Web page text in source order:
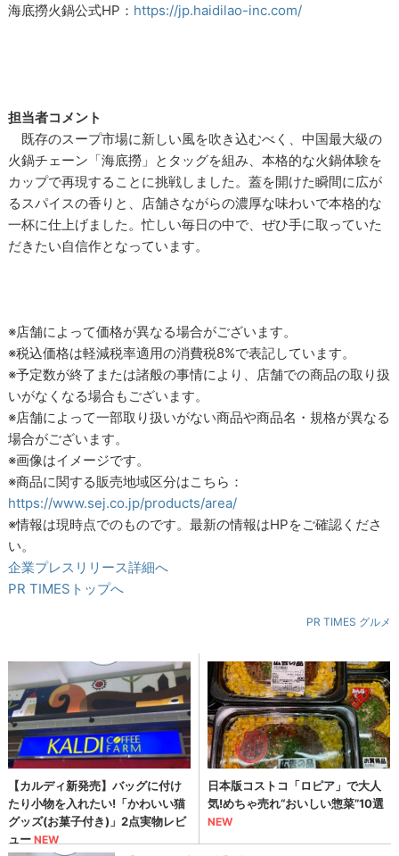
海底撈火鍋公式HP： https://jp.haidilao-inc.com/
担当者コメント
既存のスープ市場に新しい風を吹き込むべく、中国最大級の
火鍋チェーン「海底撈」とタッグを組み、本格的な火鍋体験を
カップで再現することに挑戦しました。蓋を開けた瞬間に広が
るスパイスの香りと、店舗さながらの濃厚な味わいで本格的な
一杯に仕上げました。忙しい毎日の中で、ぜひ手に取っていた
だきたい自信作となっています。
※店舗によって価格が異なる場合がございます。
※税込価格は軽減税率適用の消費税8%で表記しています。
※予定数が終了または諸般の事情により、店舗での商品の取り扱
いがなくなる場合もございます。
※店舗によって一部取り扱いがない商品や商品名・規格が異なる
場合がございます。
※画像はイメージです。
※商品に関する販売地域区分はこちら：
https://www.sej.co.jp/products/area/
※情報は現時点でのものです。最新の情報はHPをご確認くださ
い。
企業プレスリリース詳細へ
PR TIMESトップへ
PR TIMES グルメ